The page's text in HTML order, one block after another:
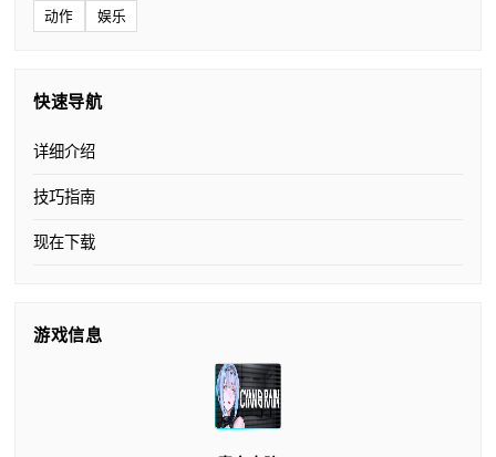
动作 娱乐
快速导航
详细介绍
技巧指南
现在下载
游戏信息